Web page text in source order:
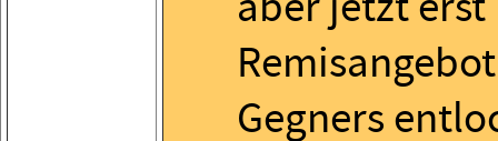
Gegners